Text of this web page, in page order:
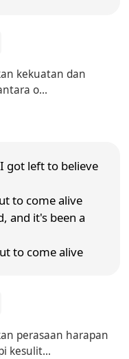
kekuatan dan
o...
got left to believe
to come alive
and it's been a
to come alive
perasaan harapan
kesulit...